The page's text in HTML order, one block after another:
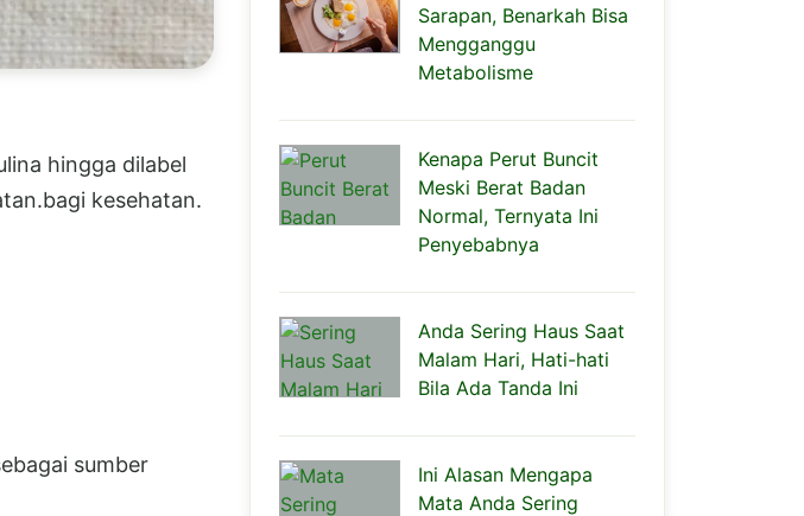
hingga dilabel
kesehatan.
sumber
Sarapan, Benarkah Bisa
Mengganggu
Metabolisme
Kenapa Perut Buncit
Meski Berat Badan
Normal, Ternyata Ini
Penyebabnya
Anda Sering Haus Saat
Malam Hari, Hati-hati
Bila Ada Tanda Ini
Ini Alasan Mengapa
Mata Anda Sering